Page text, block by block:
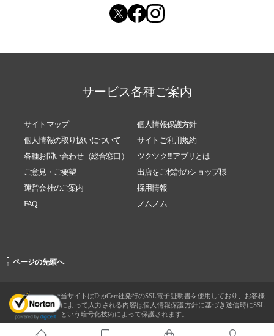
サービス各種ご案内
サイトマップ
個人情報保護方針
個人情報の取り扱いについて
サイトご利用規約
各種お問い合わせ（総合窓口）
ツクツク!!!アプリとは
ご意見・ご要望
出店をご検討のショップ様
運営会社のご案内
採用情報
FAQ
ノムノム
-
↑ ページの先頭へ
当サイトはDigiCert社発行のSSL電子証明書を使用しており、お客様
によって入力される内容は個人情報保護方針に基づき送信時にSSL
という暗号化技術によって保護されます。